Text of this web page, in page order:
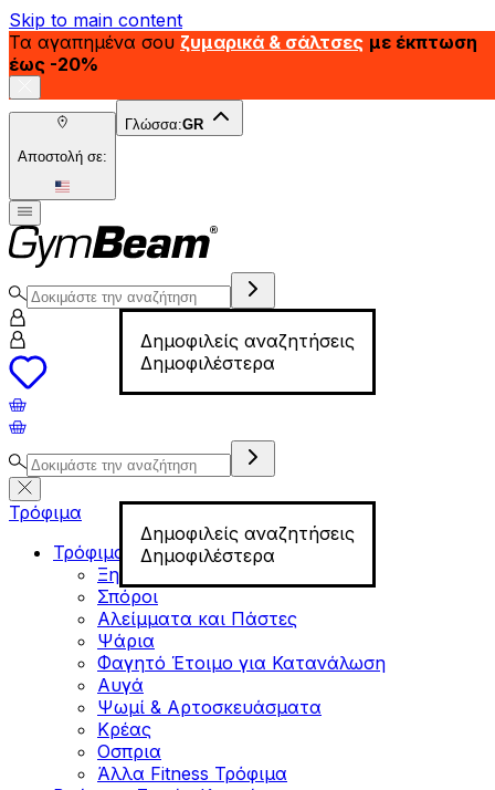
Skip to main content
Τα αγαπημένα σου ζυμαρικά & σάλτσες με έκπτωση
έως -20%
Αποστολή σε:
Γλώσσα:GR
Δημοφιλείς αναζητήσεις
Δημοφιλέστερα
Δημοφιλείς αναζητήσεις
Δημοφιλέστερα
Τρόφιμα
Τρόφιμα για Fitness
Ξηροί Καρποί
Σπόροι
Αλείμματα και Πάστες
Ψάρια
Φαγητό Έτοιμο για Κατανάλωση
Αυγά
Ψωμί & Αρτοσκευάσματα
Κρέας
Οσπρια
Άλλα Fitness Τρόφιμα